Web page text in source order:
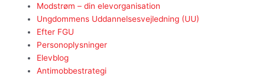
Modstrøm – din elevorganisation
Ungdommens Uddannelsesvejledning (UU)
Efter FGU
Personoplysninger
Elevblog
Antimobbestrategi